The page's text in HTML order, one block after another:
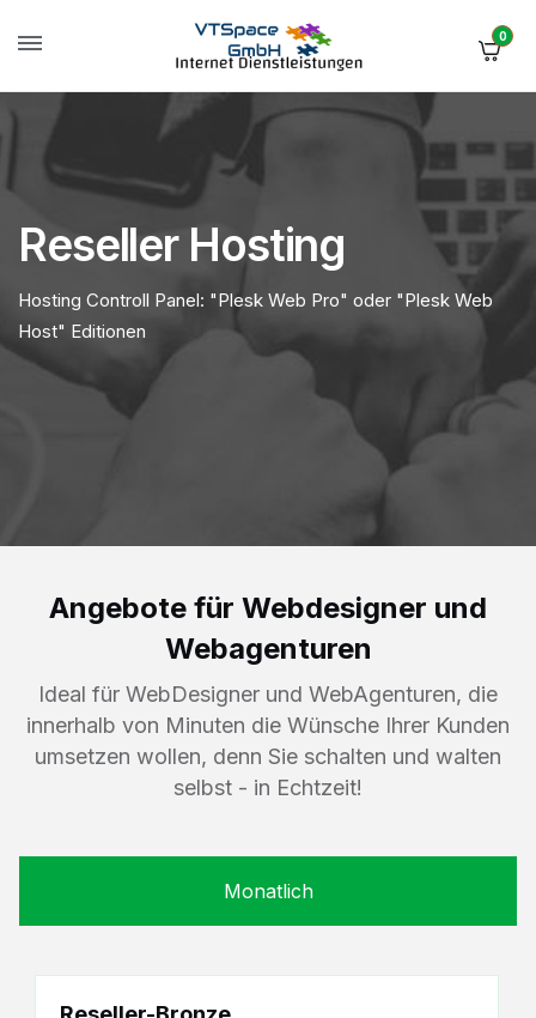
0
Reseller Hosting
Hosting Controll Panel: "Plesk Web Pro" oder "Plesk Web
Host" Editionen
Angebote für Webdesigner und
Webagenturen
Ideal für WebDesigner und WebAgenturen, die
innerhalb von Minuten die Wünsche Ihrer Kunden
umsetzen wollen, denn Sie schalten und walten
selbst - in Echtzeit!
Monatlich